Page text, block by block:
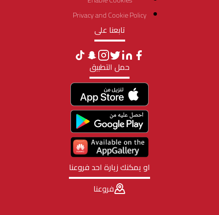
Privacy and Cookie Policy
تابعنا على
حمل التطبيق
او يمكنك زيارة احد فروعنا
فروعنا